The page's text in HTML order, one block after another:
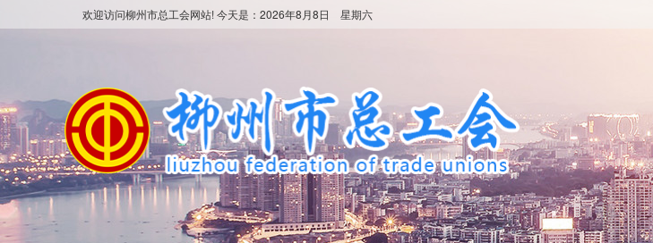
欢迎访问柳州市总工会网站! 今天是： 2026年8月8日 星期六